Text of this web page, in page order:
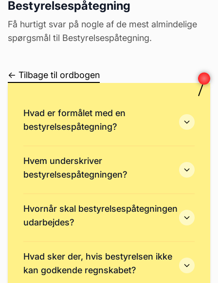
Bestyrelsespåtegning
Få hurtigt svar på nogle af de mest almindelige
spørgsmål til Bestyrelsespåtegning.
← Tilbage til ordbogen
Hvad er formålet med en
bestyrelsespåtegning?
Hvem underskriver
bestyrelsespåtegningen?
Hvornår skal bestyrelsespåtegningen
udarbejdes?
Hvad sker der, hvis bestyrelsen ikke
kan godkende regnskabet?